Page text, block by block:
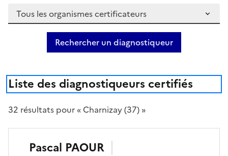
Rechercher un diagnostiqueur
Liste des diagnostiqueurs certifiés
32 résultats pour « Charnizay (37) »
Pascal PAOUR